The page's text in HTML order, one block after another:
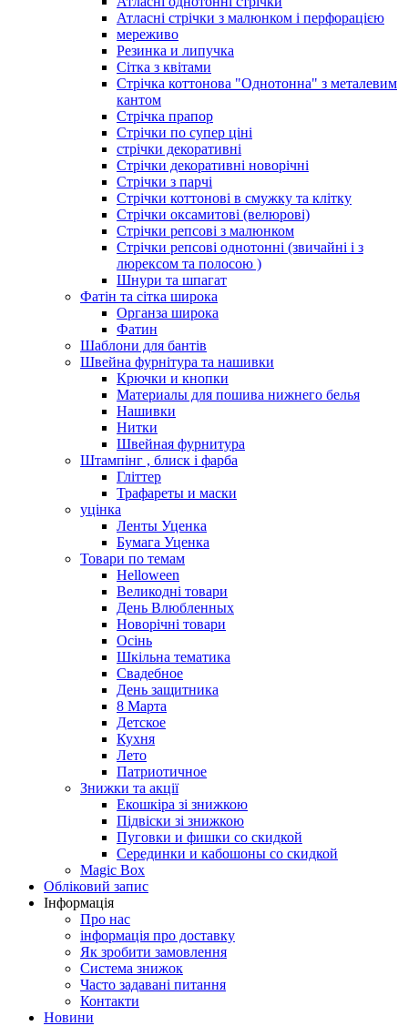
Атласні стрічки з малюнком і перфорацією
мереживо
Резинка и липучка
Сітка з квітами
Стрічка коттонова "Однотонна" з металевим
кантом
Стрічка прапор
Стрічки по супер ціні
стрічки декоративні
Стрічки декоративні новорічні
Стрічки з парчі
Стрічки коттонові в смужку та клітку
Стрічки оксамитові (велюрові)
Стрічки репсові з малюнком
Стрічки репсові однотонні (звичайні і з
люрексом та полосою )
Шнури та шпагат
Фатін та сітка широка
Органза широка
Фатин
Шаблони для бантів
Швейна фурнітура та нашивки
Крючки и кнопки
Материалы для пошива нижнего белья
Нашивки
Нитки
Швейная фурнитура
Штампінг , блиск і фарба
Гліттер
Трафареты и маски
уцінка
Ленты Уценка
Бумага Уценка
Товари по темам
Helloween
Великодні товари
День Влюбленных
Новорічні товари
Осінь
Шкільна тематика
Свадебное
День защитника
8 Марта
Детское
Кухня
Лето
Патриотичное
Знижки та акції
Екошкіра зі знижкою
Підвіски зі знижкою
Пуговки и фишки со скидкой
Серединки и кабошоны со скидкой
Magic Box
Обліковий запис
Інформація
Про нас
інформація про доставку
Як зробити замовлення
Система знижок
Часто задавані питання
Контакти
Новини